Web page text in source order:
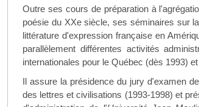
Outre ses cours de préparation à
poésie du XXe siècle, ses séminaires sur
littérature d'expression française en
parallèlement différentes activités
internationales pour le Québec (dès 1993)
Il assure la présidence du jury d'examen
des lettres et civilisations (1993-1998) et